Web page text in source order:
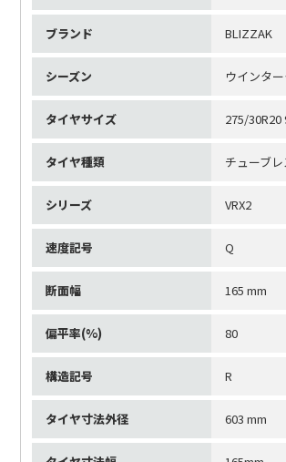
ブランド BLIZZAK
シーズン ウインタ
タイヤサイズ 275/30R20
タイヤ種類 チューブレ
シリーズ VRX2
速度記号 Q
断面幅 165 mm
偏平率(%) 80
構造記号 R
タイヤ寸法外径 603 mm